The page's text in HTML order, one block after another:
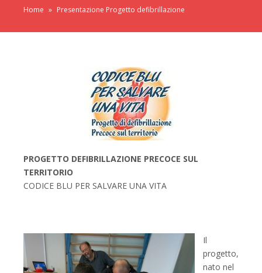
Home » Presentazione Progetto defibrillazione
PROGETTO DEFIBRILLAZIONE PRECOCE SUL
TERRITORIO
CODICE BLU PER SALVARE UNA VITA
Il
progetto,
nato nel